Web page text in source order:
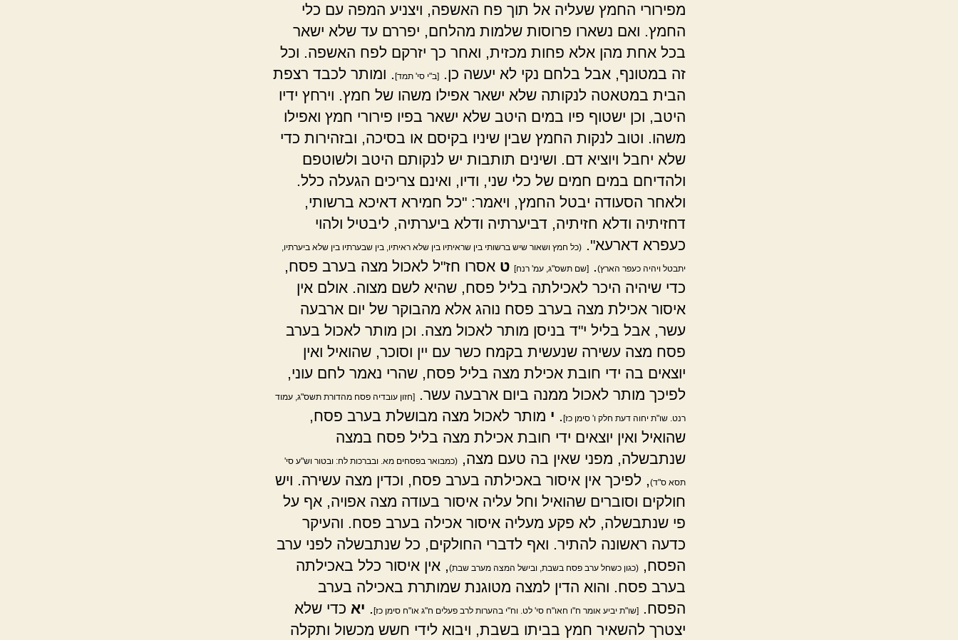
מפירורי החמץ שעליה אל תוך פח האשפה, ויצניע המפה עם כלי
החמץ. ואם נשארו פרוסות שלמות מהלחם, יפררם עד שלא ישאר
בכל אחת מהן אלא פחות מכזית, ואחר כך יזרקם לפח האשפה. וכל
זה במטונף, אבל בלחם נקי לא יעשה כן.
[ב"י סי' תמד]
. ומותר לכבד רצפת
הבית במטאטה לנקותה שלא ישאר אפילו משהו של חמץ. וירחץ ידיו
היטב, וכן ישטוף פיו במים היטב שלא ישאר בפיו פירורי חמץ ואפילו
משהו. וטוב לנקות החמץ שבין שיניו בקיסם או בסיכה, ובזהירות כדי
שלא יחבל ויוציא דם. ושינים תותבות יש לנקותם היטב ולשוטפם
ולהדיחם במים חמים של כלי שני, ודיו, ואינם צריכים הגעלה כלל.
ולאחר הסעודה יבטל החמץ, ויאמר: "כל חמירא דאיכא ברשותי,
דחזיתיה ודלא חזיתיה, דביערתיה ודלא ביערתיה, ליבטיל ולהוי
כעפרא דארעא".
(כל חמץ ושאור שיש ברשותי בין שראיתיו בין שלא ראיתיו, בין שבערתיו בין שלא ביערתיו,
יתבטל ויהיה כעפר הארץ) [שם תשס"ג, עמ' רנח] ט אסרו חז"ל לאכול מצה בערב פסח,
כדי שיהיה היכר לאכילתה בליל פסח, שהיא לשם מצוה. אולם אין
איסור אכילת מצה בערב פסח נוהג אלא מהבוקר של יום ארבעה
עשר, אבל בליל י"ד בניסן מותר לאכול מצה. וכן מותר לאכול בערב
פסח מצה עשירה שנעשית בקמח כשר עם יין וסוכר, שהואיל ואין
יוצאים בה ידי חובת אכילת מצה בליל פסח, שהרי נאמר לחם עוני,
לפיכך מותר לאכול ממנה ביום ארבעה עשר.
[חזון עובדיה פסח מהדורת תשס"ג, עמוד
רנט. שו"ת יחוה דעת חלק ו' סימן כז] י מותר לאכול מצה מבושלת בערב פסח,
שהואיל ואין יוצאים ידי חובת אכילת מצה בליל פסח במצה
שנתבשלה, מפני שאין בה טעם מצה,
(כמבואר בפסחים מא. ובברכות לח: ובטור וש"ע סי'
תסא ס"ד)
, לפיכך אין איסור באכילתה בערב פסח, וכדין מצה עשירה. ויש
חולקים וסוברים שהואיל וחל עליה איסור בעודה מצה אפויה, אף על
פי שנתבשלה, לא פקע מעליה איסור אכילה בערב פסח. והעיקר
כדעה ראשונה להתיר. ואף לדברי החולקים, כל שנתבשלה לפני ערב
הפסח,
(כגון כשחל ערב פסח בשבת, ובישל המצה מערב שבת)
, אין איסור כלל באכילתה
בערב פסח. והוא הדין למצה מטוגנת שמותרת באכילה בערב
הפסח.
[שו"ת יביע אומר ח"ו חאו"ח סי' לט. וח"י בהערות לרב פעלים ח"ג או"ח סימן כז] יא כדי שלא
יצטרך להשאיר חמץ בביתו בשבת, ויבוא לידי חשש מכשול ותקלה